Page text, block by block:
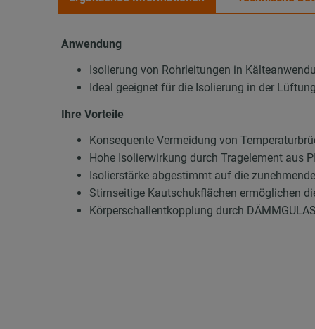
Anwendung
Isolierung von Rohrleitungen in
Ideal geeignet für die Isolierung in der
Ihre Vorteile
Konsequente Vermeidung von
Hohe Isolierwirkung durch Tragelement aus
Isolierstärke abgestimmt auf die
Stirnseitige Kautschukflächen ermöglichen
Körperschallentkopplung durch